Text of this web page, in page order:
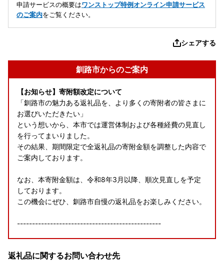
申請サービスの概要はワンストップ特例オンライン申請サービス
のご案内をご覧ください。
シェアする
釧路市からのご案内
【お知らせ】寄附額改定について
「釧路市の魅力ある返礼品を、より多くの寄附者の皆さまに
お選びいただきたい」
という想いから、本市では運営体制および各種経費の見直し
を行ってまいりました。
その結果、期間限定で全返礼品の寄附金額を調整した内容で
ご案内しております。
なお、本寄附金額は、令和8年3月以降、順次見直しを予定
しております。
この機会にぜひ、釧路市自慢の返礼品をお楽しみください。
------------------------------------------------
〒860-0833
返礼品に関するお問い合わせ先